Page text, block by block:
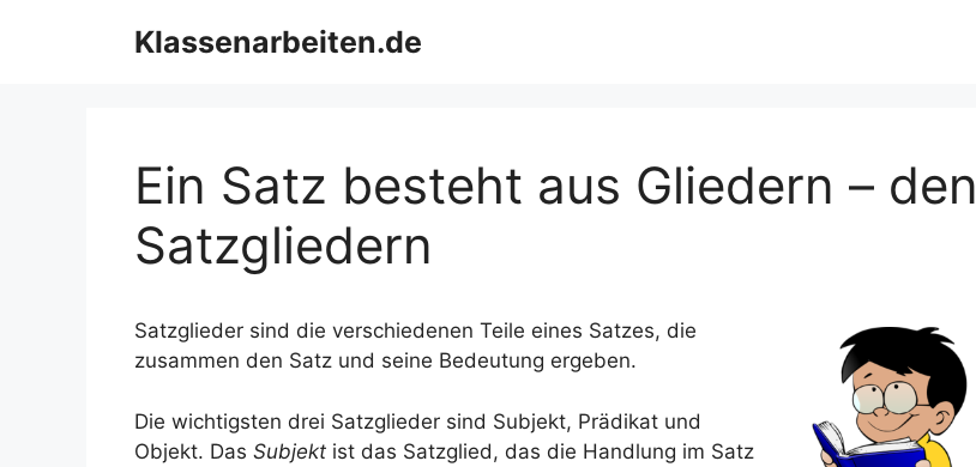
Klassenarbeiten.de
Ein Satz besteht aus Gliedern – den
Satzgliedern
Satzglieder sind die verschiedenen Teile eines Satzes, die
zusammen den Satz und seine Bedeutung ergeben.
Die wichtigsten drei Satzglieder sind Subjekt, Prädikat und
Objekt. Das Subjekt ist das Satzglied, das die Handlung im Satz